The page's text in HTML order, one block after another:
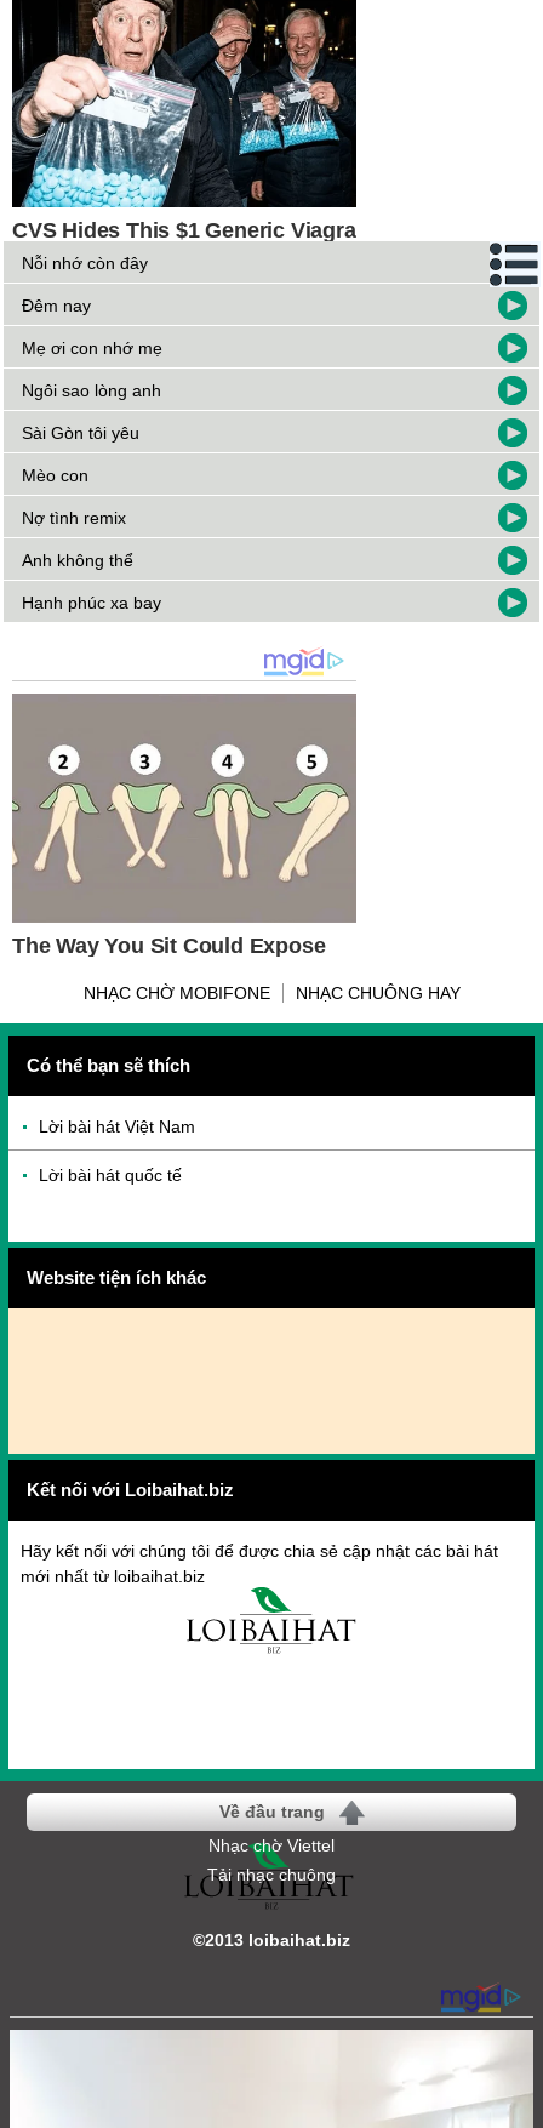
Nỗi nhớ còn đây
Đêm nay
Mẹ ơi con nhớ mẹ
Ngôi sao lòng anh
Sài Gòn tôi yêu
Mèo con
Nợ tình remix
Anh không thể
Hạnh phúc xa bay
NHẠC CHỜ MOBIFONE NHẠC CHUÔNG HAY
Có thể bạn sẽ thích
Lời bài hát Việt Nam
Lời bài hát quốc tế
Website tiện ích khác
Kết nối với Loibaihat.biz
Hãy kết nối với chúng tôi để được chia sẻ cập nhật các bài hát
mới nhất từ loibaihat.biz
Về đầu trang
Nhạc chờ Viettel
Tải nhạc chuông
©2013 loibaihat.biz